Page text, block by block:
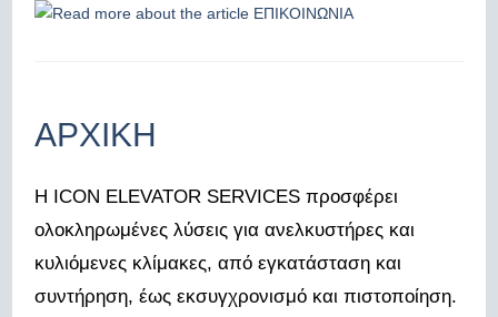
ΑΡΧΙΚΗ
Η ICON ELEVATOR SERVICES προσφέρει
ολοκληρωμένες λύσεις για ανελκυστήρες και
κυλιόμενες κλίμακες, από εγκατάσταση και
συντήρηση, έως εκσυγχρονισμό και πιστοποίηση.